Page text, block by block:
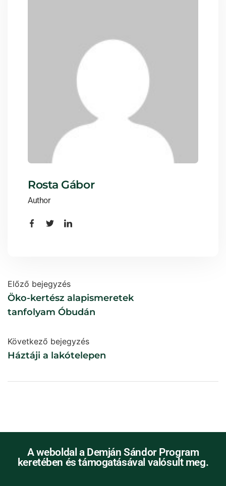
Rosta Gábor
Author
Előző bejegyzés
Öko-kertész alapismeretek
tanfolyam Óbudán
Következő bejegyzés
Háztáji a lakótelepen
A weboldal a Demján Sándor Program
keretében és támogatásával valósult meg.